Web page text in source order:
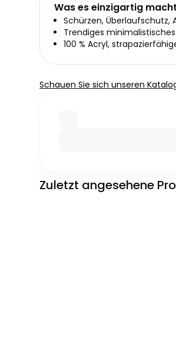
Was es einzigartig macht
Schürzen,
Trendiges
100 % Acryl,
Schauen Sie sich unseren
Zuletzt angesehene